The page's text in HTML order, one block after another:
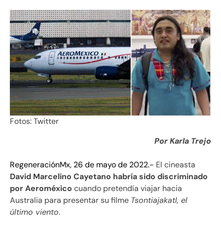
Fotos: Twitter
Por Karla Trejo
RegeneraciónMx, 26 de mayo de 2022.- El cineasta
David Marcelino Cayetano habría sido discriminado
por Aeroméxico cuando pretendía viajar hacia
Australia para presentar su filme Tsontiajakatl, el
último viento.